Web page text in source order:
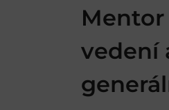
vedení